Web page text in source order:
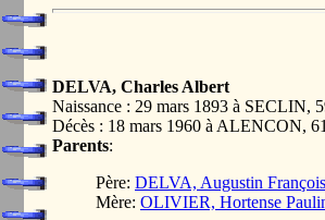
DELVA, Charles Albert
Naissance : 29 mars 1893 à SECLIN,
Décès : 18 mars 1960 à ALENCON,
Parents:
Père: DELVA, Augustin François
Mère: OLIVIER, Hortense